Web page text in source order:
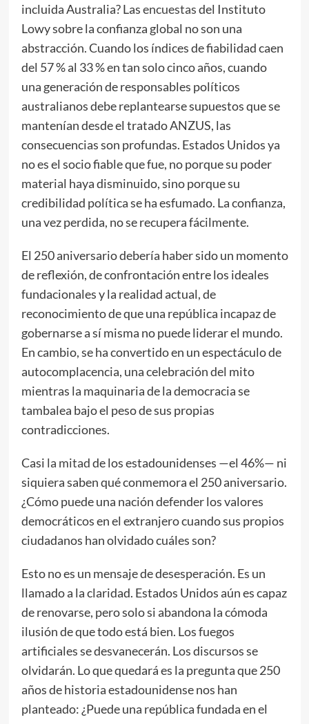
incluida Australia? Lasencuestasdel Instituto
Lowy sobre la confianza global no son una
abstracción. Cuando los índices de fiabilidad caen
del 57 % al 33 % en tan solo cinco años, cuando
una generación de responsables políticos
australianos debe replantearse supuestos que se
mantenían desde el tratado ANZUS, las
consecuencias son profundas. Estados Unidos ya
no es el socio fiable que fue, no porque su poder
material haya disminuido, sino porque su
credibilidad política se ha esfumado. La confianza,
una vez perdida, no se recupera fácilmente.
El 250 aniversario debería haber sido un momento
de reflexión, de confrontación entre los ideales
fundacionales y la realidad actual, de
reconocimiento de que una república incapaz de
gobernarse a sí misma no puede liderar el mundo.
En cambio, se ha convertido en un espectáculo de
autocomplacencia, una celebración del mito
mientras la maquinaria de la democracia se
tambalea bajo el peso de sus propias
contradicciones.
Casi la mitadde los estadounidenses —el 46%— ni
siquiera saben qué conmemora el 250 aniversario.
¿Cómo puede una nación defender los valores
democráticos en el extranjero cuando sus propios
ciudadanos han olvidado cuáles son?
Esto no es un mensaje de desesperación. Es un
llamado a la claridad. Estados Unidos aún es capaz
de renovarse, pero solo si abandona la cómoda
ilusión de que todo está bien. Los fuegos
artificiales se desvanecerán. Los discursos se
olvidarán. Lo que quedará es la pregunta que 250
años de historia estadounidense nos han
planteado: ¿Puede una república fundada en el